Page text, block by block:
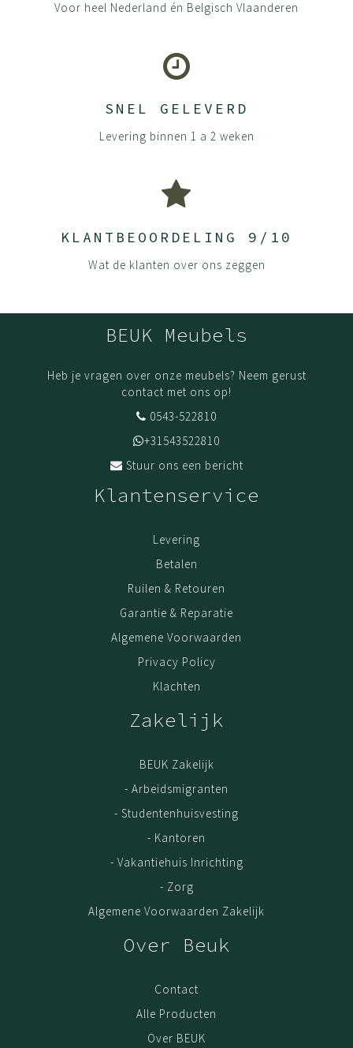
Voor heel Nederland én Belgisch Vlaanderen
SNEL GELEVERD
Levering binnen 1 a 2 weken
KLANTBEOORDELING 9/10
Wat de klanten over ons zeggen
BEUK Meubels
Heb je vragen over onze meubels? Neem gerust
contact met ons op!
0543-522810
+31543522810
Stuur ons een bericht
Klantenservice
Levering
Betalen
Ruilen & Retouren
Garantie & Reparatie
Algemene Voorwaarden
Privacy Policy
Klachten
Zakelijk
BEUK Zakelijk
- Arbeidsmigranten
- Studentenhuisvesting
- Kantoren
- Vakantiehuis Inrichting
- Zorg
Algemene Voorwaarden Zakelijk
Over Beuk
Contact
Alle Producten
Over BEUK